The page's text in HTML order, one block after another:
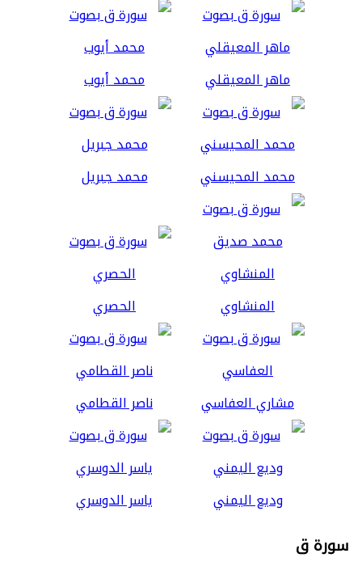
ماهر المعيقلي محمد أيوب
محمد المحيسني محمد جبريل
المنشاوي الحصري
مشاري العفاسي ناصر القطامي
وديع اليمني ياسر الدوسري
سورة ق